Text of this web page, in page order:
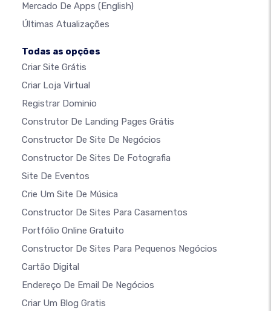
Mercado De Apps (English)
Últimas Atualizações
Todas as opções
Criar Site Grátis
Criar Loja Virtual
Registrar Dominio
Construtor De Landing Pages Grátis
Constructor De Site De Negócios
Constructor De Sites De Fotografia
Site De Eventos
Crie Um Site De Música
Constructor De Sites Para Casamentos
Portfólio Online Gratuito
Constructor De Sites Para Pequenos Negócios
Cartão Digital
Endereço De Email De Negócios
Criar Um Blog Gratis